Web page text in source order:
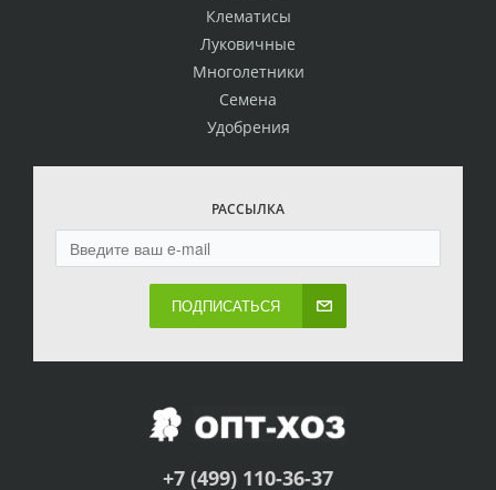
Клематисы
Луковичные
Многолетники
Семена
Удобрения
РАССЫЛКА
ПОДПИСАТЬСЯ
+7 (499) 110-36-37